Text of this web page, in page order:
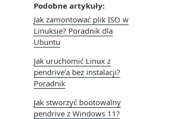
Podobne artykuły:
Jak zamontować plik ISO w
Linuksie? Poradnik dla
Ubuntu
Jak uruchomić Linux z
pendrive’a bez instalacji?
Poradnik
Jak stworzyć bootowalny
pendrive z Windows 11?